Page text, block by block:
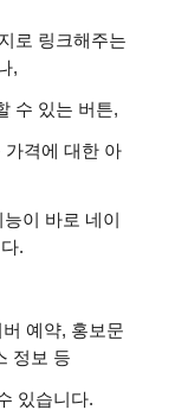
로 링크해주는
,
수 있는 버튼,
가격에 대한 아
이 바로 네이
.
버 예약, 홍보문
정보 등
있습니다.